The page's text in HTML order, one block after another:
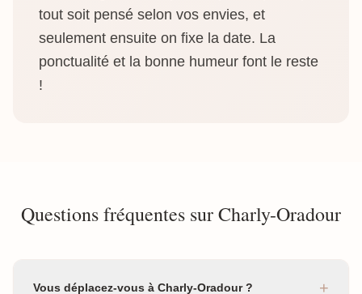
tout soit pensé selon vos envies, et
seulement ensuite on fixe la date. La
ponctualité et la bonne humeur font le reste
!
Questions fréquentes sur Charly-Oradour
Vous déplacez-vous à Charly-Oradour ? +